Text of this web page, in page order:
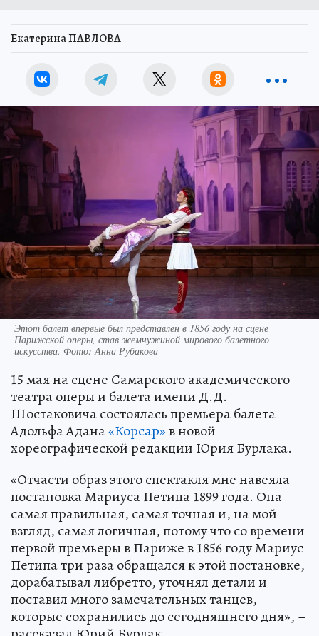
Екатерина ПАВЛОВА
Этот балет впервые был представлен в 1856 году на сцене
Парижской оперы, став жемчужиной мирового балетного
искусства. Фото: Анна Рубакова
15 мая на сцене Самарского академического
театра оперы и балета имени Д.Д.
Шостаковича состоялась премьера балета
Адольфа Адана«Корсар»в новой
хореографической редакции Юрия Бурлака.
«Отчасти образ этого спектакля мне навеяла
постановка Мариуса Петипа 1899 года. Она
самая правильная, самая точная и, на мой
взгляд, самая логичная, потому что со времени
первой премьеры в Париже в 1856 году Мариус
Петипа три раза обращался к этой постановке,
дорабатывал либретто, уточнял детали и
поставил много замечательных танцев,
которые сохранились до сегодняшнего дня», –